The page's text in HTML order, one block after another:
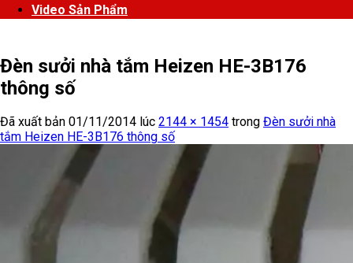
Video Sản Phẩm
Đèn sưởi nhà tắm Heizen HE-3B176
thông số
Đã xuất bản 01/11/2014 lúc 2144 × 1454 trong Đèn sưởi nhà
tắm Heizen HE-3B176 thông số